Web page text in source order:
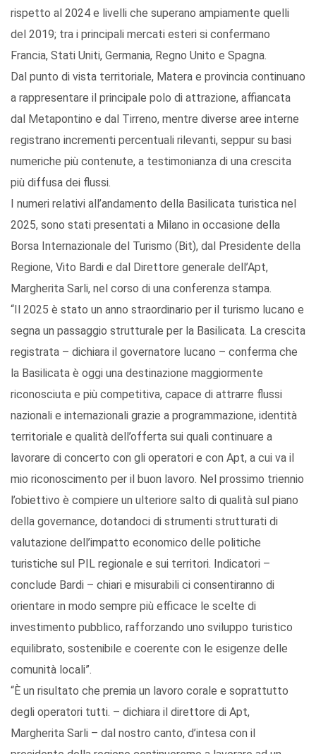
rispetto al 2024 e livelli che superano ampiamente quelli
del 2019; tra i principali mercati esteri si confermano
Francia, Stati Uniti, Germania, Regno Unito e Spagna.
Dal punto di vista territoriale, Matera e provincia continuano
a rappresentare il principale polo di attrazione, affiancata
dal Metapontino e dal Tirreno, mentre diverse aree interne
registrano incrementi percentuali rilevanti, seppur su basi
numeriche più contenute, a testimonianza di una crescita
più diffusa dei flussi.
I numeri relativi all’andamento della Basilicata turistica nel
2025, sono stati presentati a Milano in occasione della
Borsa Internazionale del Turismo (Bit), dal Presidente della
Regione, Vito Bardi e dal Direttore generale dell’Apt,
Margherita Sarli, nel corso di una conferenza stampa.
“Il 2025 è stato un anno straordinario per il turismo lucano e
segna un passaggio strutturale per la Basilicata. La crescita
registrata – dichiara il governatore lucano – conferma che
la Basilicata è oggi una destinazione maggiormente
riconosciuta e più competitiva, capace di attrarre flussi
nazionali e internazionali grazie a programmazione, identità
territoriale e qualità dell’offerta sui quali continuare a
lavorare di concerto con gli operatori e con Apt, a cui va il
mio riconoscimento per il buon lavoro. Nel prossimo triennio
l’obiettivo è compiere un ulteriore salto di qualità sul piano
della governance, dotandoci di strumenti strutturati di
valutazione dell’impatto economico delle politiche
turistiche sul PIL regionale e sui territori. Indicatori –
conclude Bardi – chiari e misurabili ci consentiranno di
orientare in modo sempre più efficace le scelte di
investimento pubblico, rafforzando uno sviluppo turistico
equilibrato, sostenibile e coerente con le esigenze delle
comunità locali”.
“È un risultato che premia un lavoro corale e soprattutto
degli operatori tutti. – dichiara il direttore di Apt,
Margherita Sarli – dal nostro canto, d’intesa con il